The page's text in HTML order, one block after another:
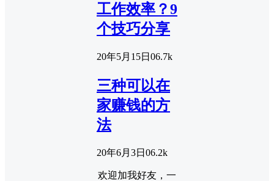
工作效率？9
个技巧分享
20年5月15日 06.7k
三种可以在
家赚钱的方
法
20年6月3日 06.2k
欢迎加我好友，一